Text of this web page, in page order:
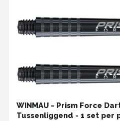
WINMAU - Prism Force
Tussenliggend - 1 set per